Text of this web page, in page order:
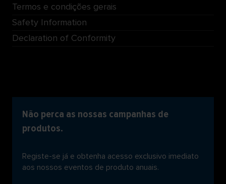
Termos e condições gerais
Safety Information
Declaration of Conformity
Não perca as nossas campanhas de
produtos.
Registe-se já e obtenha acesso exclusivo imediato
aos nossos eventos de produto anuais.